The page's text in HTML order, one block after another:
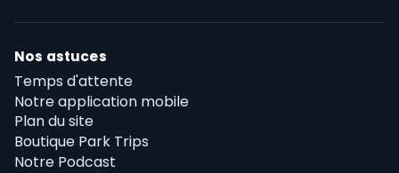
Nos astuces
Temps d'attente
Notre application mobile
Plan du site
Boutique Park Trips
Notre Podcast